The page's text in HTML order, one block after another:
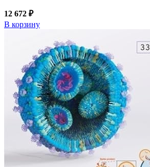
12 672 ₽
В корзину